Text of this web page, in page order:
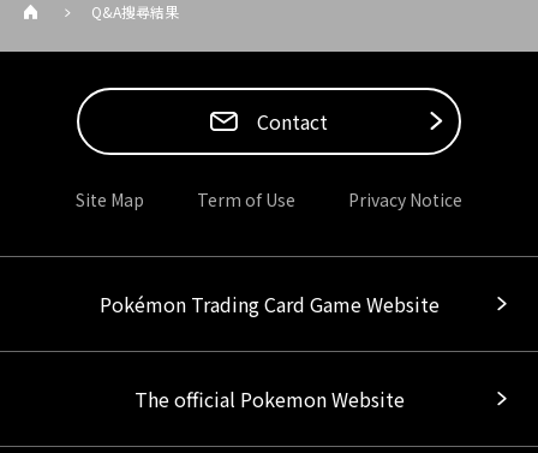
Q&A搜尋結果
Contact
Site Map Term of Use Privacy Notice
Pokémon Trading Card Game Website
The official Pokemon Website